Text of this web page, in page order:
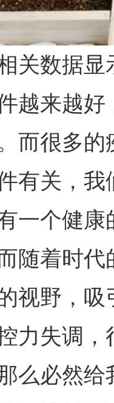
关数据显
越来越
而很多
有关，
一个健
随着时代
视野，吸
力失调
么必然